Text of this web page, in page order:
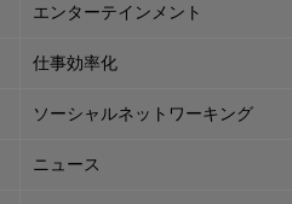
エンターテインメント
仕事効率化
ソーシャルネットワーキング
ニュース